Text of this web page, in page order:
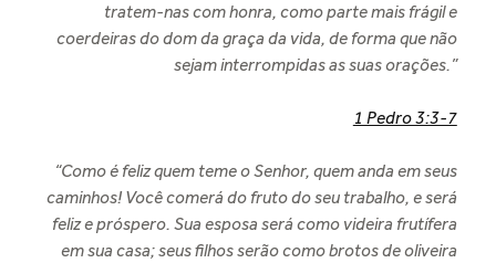
tratem-nas com honra, como parte mais frágil e
coerdeiras do dom da graça da vida, de forma que não
sejam interrompidas as suas orações.”
1 Pedro 3:3-7
“Como é feliz quem teme o Senhor, quem anda em seus
caminhos! Você comerá do fruto do seu trabalho, e será
feliz e próspero. Sua esposa será como videira frutífera
em sua casa; seus filhos serão como brotos de oliveira